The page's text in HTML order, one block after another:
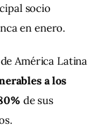
socio
en enero.
América Latina
a los
de sus